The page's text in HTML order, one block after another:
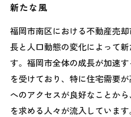
新たな風
福岡市南区における不動産売
長と人口動態の変化によって
す。福岡市全体の成長が加速
を受けており、特に住宅需要
へのアクセスが良好なことか
を求める人々が流入していま